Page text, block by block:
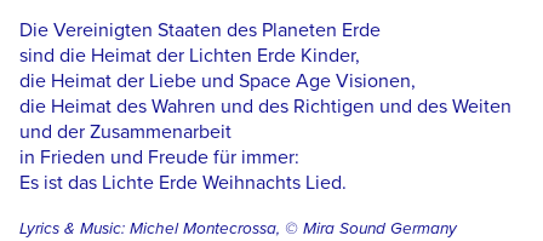
Die Vereinigten Staaten des Planeten Erde
sind die Heimat der Lichten Erde Kinder,
die Heimat der Liebe und Space Age Visionen,
die Heimat des Wahren und des Richtigen und des Weiten
und der Zusammenarbeit
in Frieden und Freude für immer:
Es ist das Lichte Erde Weihnachts Lied.
Lyrics & Music: Michel Montecrossa, © Mira Sound Germany